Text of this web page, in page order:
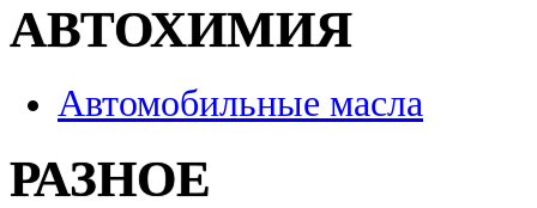
АВТОХИМИЯ
Автомобильные масла
РАЗНОЕ